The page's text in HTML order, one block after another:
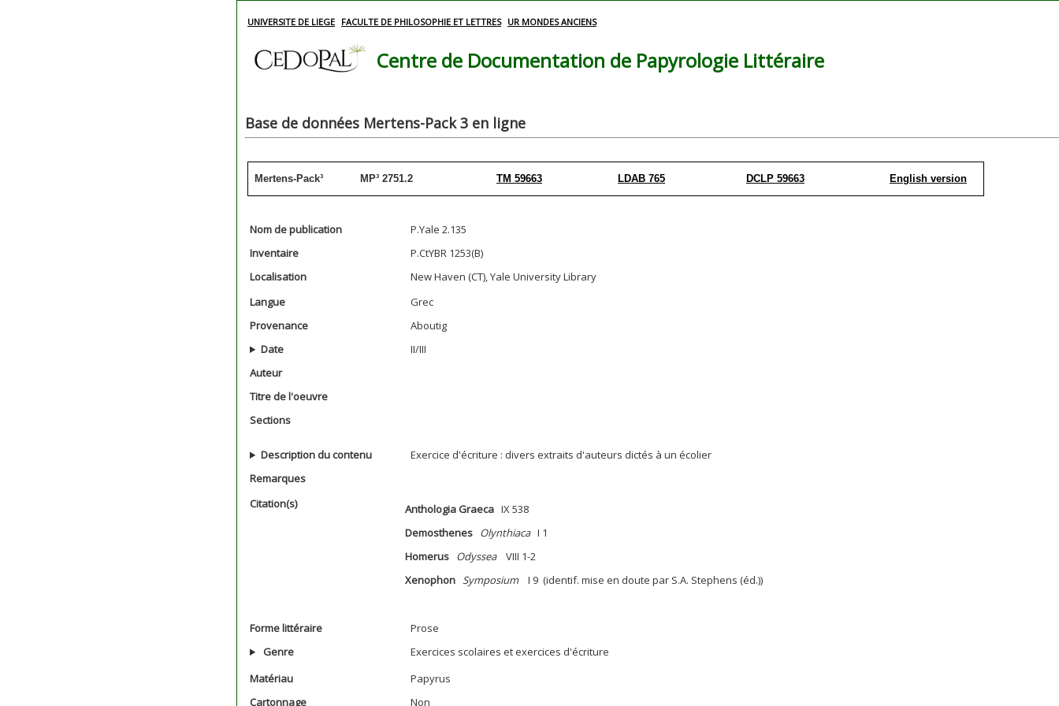
UNIVERSITE DE LIEGE FACULTE DE PHILOSOPHIE ET LETTRES UR MONDES ANCIENS
Centre de Documentation de Papyrologie Littéraire
Base de données Mertens-Pack 3 en ligne
Mertens-Pack³ MP³ 2751.2 TM 59663 LDAB 765 DCLP 59663 English version
Nom de publication
P.Yale 2.135
Inventaire
P.CtYBR 1253(B)
Localisation
New Haven (CT), Yale University Library
Langue
Grec
Provenance
Aboutig
Date
II/III
Auteur
Titre de l'oeuvre
Sections
Description du contenu
Exercice d'écriture : divers extraits d'auteurs dictés à un écolier
Remarques
Citation(s)
Anthologia Graeca IX 538
Demosthenes OlynthiacaI 1
Homerus OdysseaVIII 1-2
Xenophon SymposiumI 9 (identif. mise en doute par S.A. Stephens (éd.))
Forme littéraire
Prose
Genre
Exercices scolaires et exercices d'écriture
Matériau
Papyrus
Cartonnage
Non